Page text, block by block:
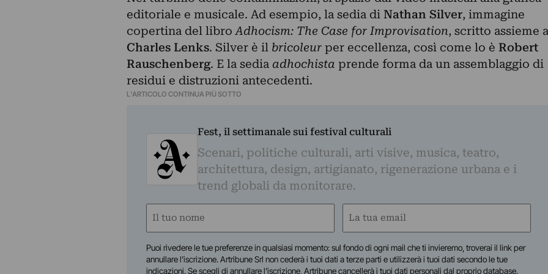
editoriale e musicale. Ad esempio, la sedia di Nathan Silver, immagine
copertina del libroAdhocism: The Case for Improvisation, scritto assieme a
Charles Lenks. Silver è il bricoleurper eccellenza, così come lo è Robert
Rauschenberg. E la sedia adhochista prende forma da un assemblaggio di
residui e distruzioni antecedenti.
L'ARTICOLO CONTINUA PIÙ SOTTO
Fest, il settimanale sui festival culturali
Scenari, politiche culturali, arti visive, musica, teatro,
architettura, design, artigianato, rigenerazione urbana e i
trend globali da monitorare.
Nome
Email
Puoi rivedere le tue preferenze in qualsiasi momento: sul fondo di ogni mail che ti invieremo, troverai il link per
annullare l’iscrizione. Artribune Srl non cederà i tuoi dati a terze parti e utilizzerà i tuoi dati secondo le tue
indicazioni. Se scegli di annullare l’iscrizione, Artribune cancellerà i tuoi dati personali dal proprio database.